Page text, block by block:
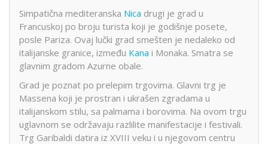
Simpatična mediteranska Nica drugi je grad u
Francuskoj po broju turista koji je godišnje posete,
posle Pariza. Ovaj lučki grad smešten je nedaleko od
italijanske granice, između Kana i Monaka. Smatra se
glavnim gradom Azurne obale.
Grad je poznat po prelepim trgovima. Glavni trg je
Massena koji je prostran i ukrašen zgradama u
italijanskom stilu, sa palmama i borovima. Na ovom trgu
uglavnom se održavaju razlilite manifestacije i festivali.
Trg Garibaldi datira iz XVIII veku i u njegovom centru